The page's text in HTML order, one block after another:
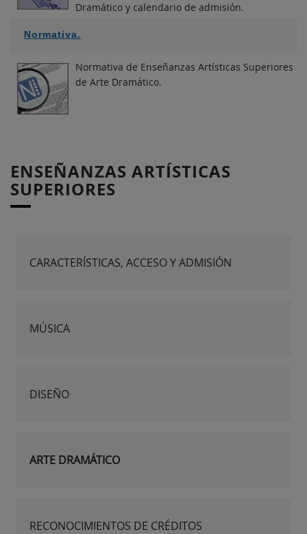
Dramático y calendario de admisión.
Normativa.
Normativa de Enseñanzas Artísticas Superiores
de Arte Dramático.
ENSEÑANZAS ARTÍSTICAS
SUPERIORES
CARACTERÍSTICAS, ACCESO Y ADMISIÓN
MÚSICA
DISEÑO
ARTE DRAMÁTICO
RECONOCIMIENTOS DE CRÉDITOS